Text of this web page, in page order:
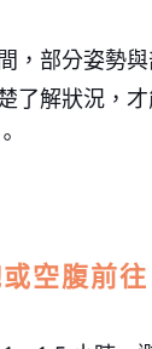
，部分姿勢
了解狀況，
空腹前往